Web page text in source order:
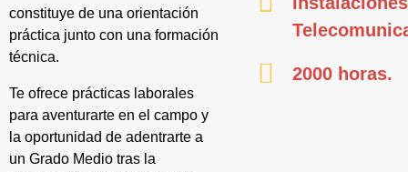
constituye de una orientación
práctica junto con una formación
técnica.
Te ofrece prácticas laborales
para aventurarte en el campo y
la oportunidad de adentrarte a
un Grado Medio tras la
2000 horas.